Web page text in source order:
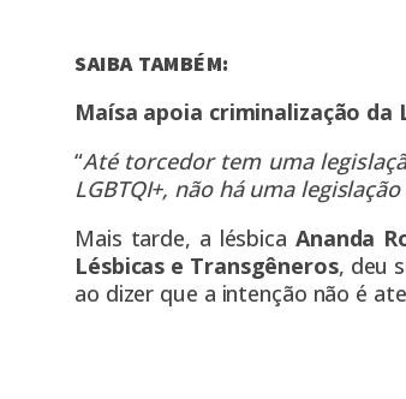
SAIBA TAMBÉM:
Maísa apoia criminalização
“Até torcedor tem uma
LGBTQI+, não há uma
Mais tarde, a lésbica Ananda
Lésbicas e Transgêneros, deu
ao dizer que a intenção não é